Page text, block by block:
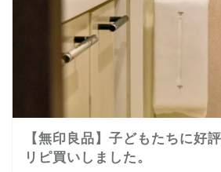
【無印良品】子どもたちに好
リピ買いしました。